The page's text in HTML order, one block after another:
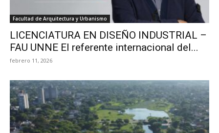
Facultad de Arquitectura y Urbanismo
LICENCIATURA EN DISEÑO INDUSTRIAL –
FAU UNNE El referente internacional del...
febrero 11, 2026